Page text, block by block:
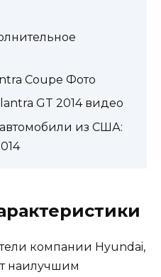
Coupe Фото
GT 2014 видео
из США:
компании Hyundai,
наилучшим